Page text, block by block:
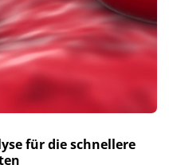
für die schnellere